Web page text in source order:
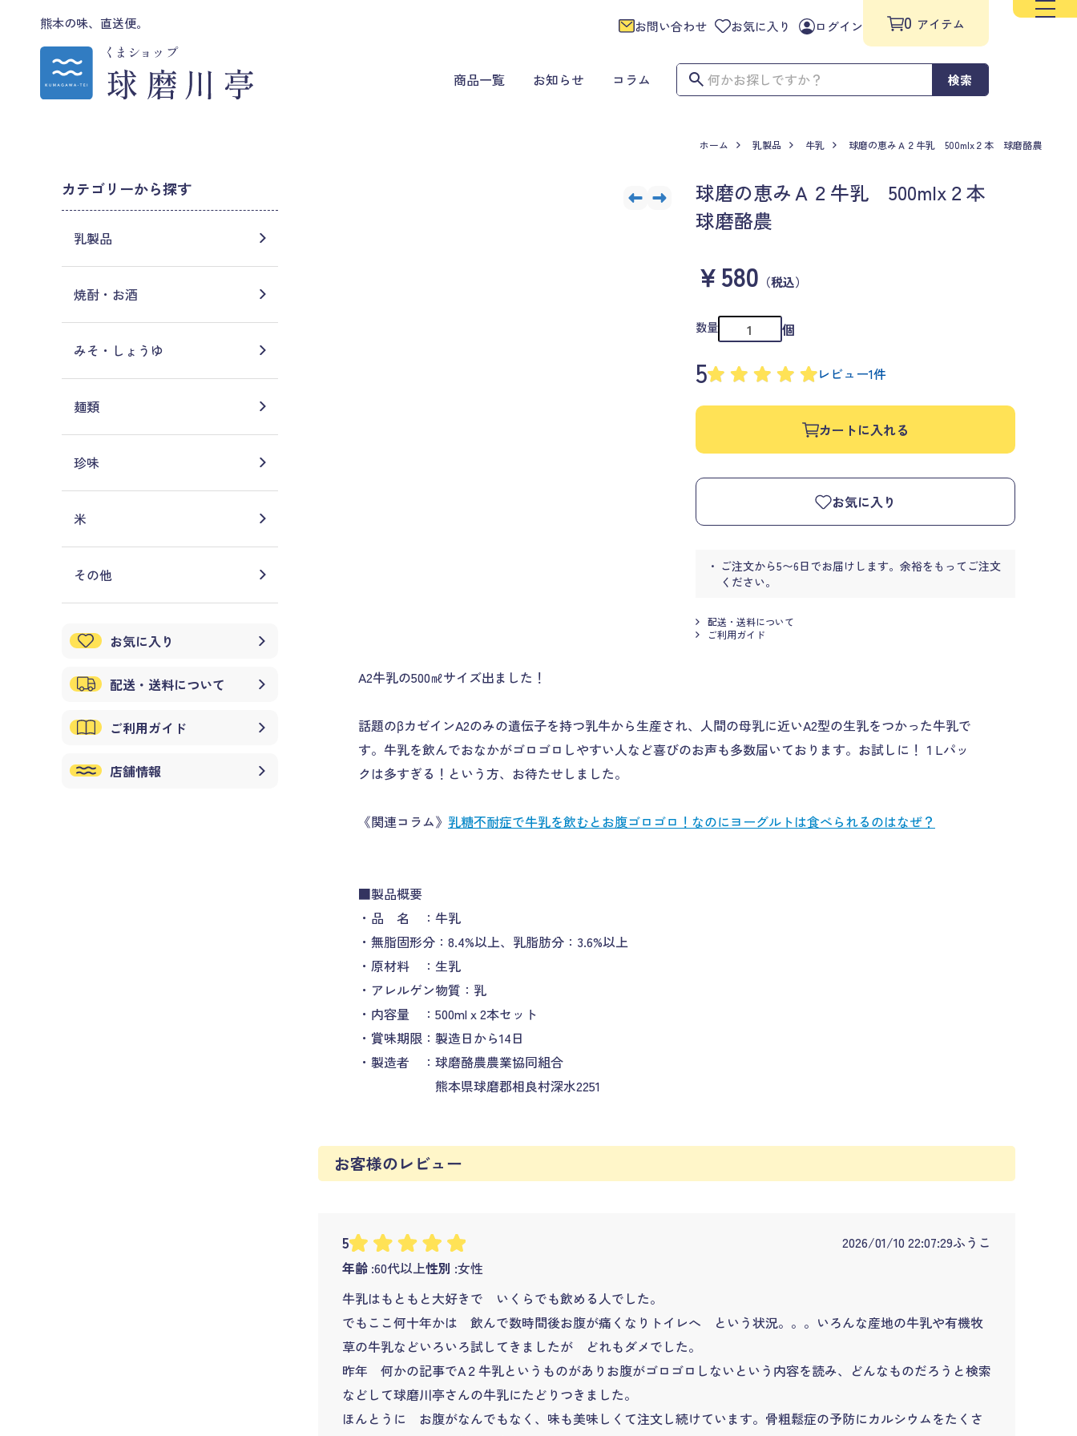
熊本の味、直送便。 お問い合わせ お気に入り ログイン 0 アイテム
検索
商品一覧 お知らせ コラム
ホーム 乳製品 牛乳 球磨の恵みＡ２牛乳 500mlx２本 球磨酪農
球磨の恵みＡ２牛乳 500mlx２本
球磨酪農
￥580 （税込）
数量 個
5 レビュー1件
カートに入れる
お気に入り
ご注文から5〜6日でお届けします。余裕をもってご注文
ください。
配送・送料について
ご利用ガイド
A2牛乳の500㎖サイズ出ました！
話題のβカゼインA2のみの遺伝子を持つ乳牛から生産され、人間の母乳に近いA2型の生乳をつかった牛乳で
す。牛乳を飲んでおなかがゴロゴロしやすい人など喜びのお声も多数届いております。お試しに！１Lパッ
クは多すぎる！という方、お待たせしました。
《関連コラム》 乳糖不耐症で牛乳を飲むとお腹ゴロゴロ！なのにヨーグルトは食べられるのはなぜ？
■製品概要
・品 名 ：牛乳
・無脂固形分：8.4%以上、乳脂肪分：3.6%以上
・原材料 ：生乳
・アレルゲン物質：乳
・内容量 ：500mlｘ2本セット
・賞味期限：製造日から14日
・製造者 ：球磨酪農農業協同組合
熊本県球磨郡相良村深水2251
お客様のレビュー
5 2026/01/10 22:07:29ふうこ
年齢 :60代以上性別 :女性
牛乳はもともと大好きで いくらでも飲める人でした。
でもここ何十年かは 飲んで数時間後お腹が痛くなりトイレへ という状況。。。いろんな産地の牛乳や有機牧
草の牛乳などいろいろ試してきましたが どれもダメでした。
昨年 何かの記事でA２牛乳というものがありお腹がゴロゴロしないという内容を読み、どんなものだろうと検索
などして球磨川亭さんの牛乳にたどりつきました。
ほんとうに お腹がなんでもなく、味も美味しくて注文し続けています。骨粗鬆症の予防にカルシウムをたくさ
カテゴリーから探す
乳製品
焼酎・お酒
みそ・しょうゆ
麺類
珍味
米
その他
お気に入り
配送・送料について
ご利用ガイド
店舗情報